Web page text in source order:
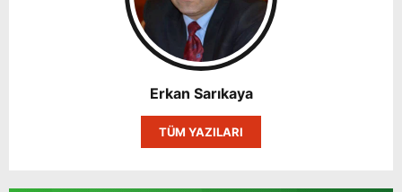
Erkan Sarıkaya
TÜM YAZILARI